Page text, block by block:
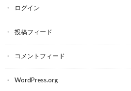
ログイン
投稿フィード
コメントフィード
WordPress.org